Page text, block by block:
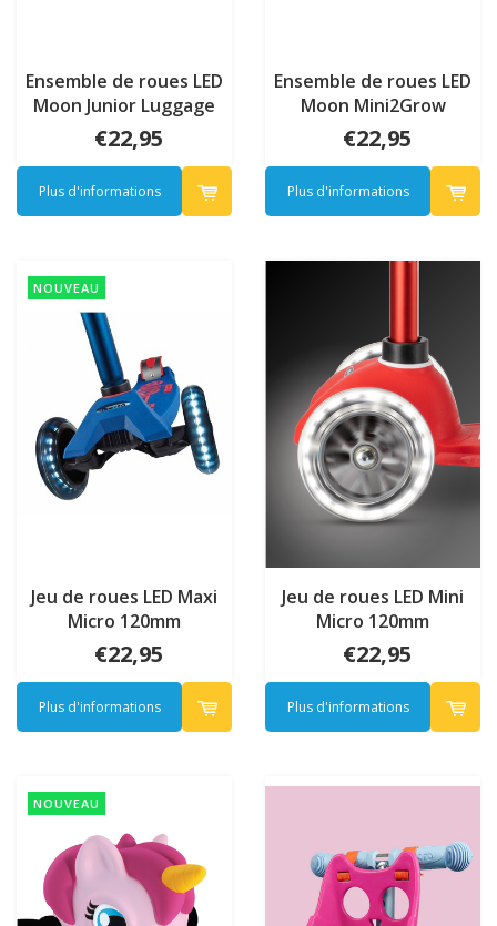
Ensemble de roues LED
Moon Junior Luggage
€22,95
Plus d'informations
Ensemble de roues LED
Moon Mini2Grow
€22,95
Plus d'informations
NOUVEAU
Jeu de roues LED Maxi
Micro 120mm
€22,95
Plus d'informations
Jeu de roues LED Mini
Micro 120mm
€22,95
Plus d'informations
NOUVEAU